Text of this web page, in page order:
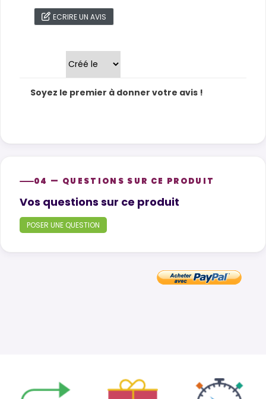
ECRIRE UN AVIS
Soyez le premier à donner votre avis !
04 — QUESTIONS SUR CE PRODUIT
Product questions
Vos questions sur ce produit
POSER UNE QUESTION